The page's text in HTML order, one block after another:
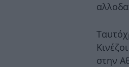
στην